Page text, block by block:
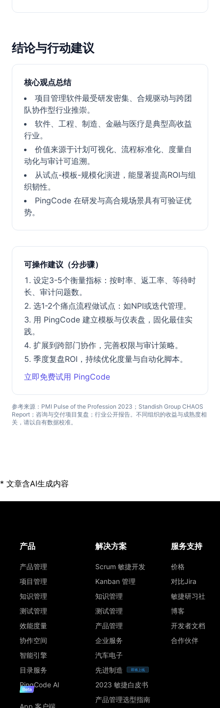
结论与行动建议
核心观点总结
项目管理软件最受研发密集、合规驱动与跨团
队协作型行业推崇。
软件、工程、制造、金融与医疗是典型高收益
行业。
价值来源于计划可视化、流程标准化、度量自
动化与审计可追溯。
从试点-模板-规模化演进，能显著提高ROI与组
织韧性。
PingCode 在研发与高合规场景具有可验证优
势。
可操作建议（分步骤）
设定3-5个衡量指标：按时率、返工率、等待时
长、审计问题数。
选1-2个痛点流程做试点：如NPI或迭代管理。
用 PingCode 建立模板与仪表盘，固化最佳实
践。
扩展到跨部门协作，完善权限与审计策略。
季度复盘ROI，持续优化度量与自动化脚本。
立即免费试用 PingCode
参考来源：PMI Pulse of the Profession 2023；Standish Group CHAOS
Report；咨询与交付项目复盘；行业公开报告。不同组织的收益与成熟度相
关，请以自有数据校准。
* 文章含AI生成内容
产品
产品管理
项目管理
知识管理
测试管理
效能度量
协作空间
智能引擎
目录服务
PingCode AI
App 客户端
解决方案
Scrum 敏捷开发
Kanban 管理
知识管理
测试管理
产品管理
企业服务
汽车电子
先进制造
即将上线
2023 敏捷白皮书
产品管理选型指南
服务支持
价格
对比Jira
敏捷研习社
博客
开发者文档
合作伙伴